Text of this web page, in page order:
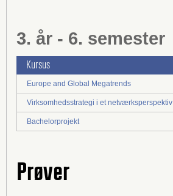
3. år - 6. semester
Kursus
Europe and Global Megatrends
Virksomhedsstrategi i et netværksperspektiv
Bachelorprojekt
Prøver